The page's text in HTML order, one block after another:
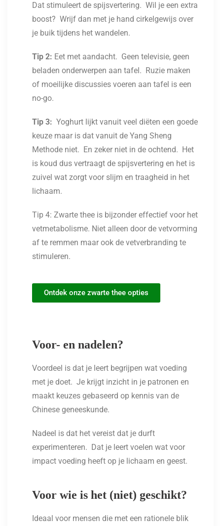
Dat stimuleert de spijsvertering. Wil je een extra
boost? Wrijf dan met je hand cirkelgewijs over
je buik tijdens het wandelen.
Tip 2: Eet met aandacht. Geen televisie, geen
beladen onderwerpen aan tafel. Ruzie maken
of moeilijke discussies voeren aan tafel is een
no-go.
Tip 3: Yoghurt lijkt vanuit veel diëten een goede
keuze maar is dat vanuit de Yang Sheng
Methode niet. En zeker niet in de ochtend. Het
is koud dus vertraagt de spijsvertering en het is
zuivel wat zorgt voor slijm en traagheid in het
lichaam.
Tip 4: Zwarte thee is bijzonder effectief voor het
vetmetabolisme. Niet alleen door de vetvorming
af te remmen maar ook de vetverbranding te
stimuleren.
Ontdek onze zwarte thee opties
Voor- en nadelen?
Voordeel is dat je leert begrijpen wat voeding
met je doet. Je krijgt inzicht in je patronen en
maakt keuzes gebaseerd op kennis van de
Chinese geneeskunde.
Nadeel is dat het vereist dat je durft
experimenteren. Dat je leert voelen wat voor
impact voeding heeft op je lichaam en geest.
Voor wie is het (niet) geschikt?
Ideaal voor mensen die met een rationele blik